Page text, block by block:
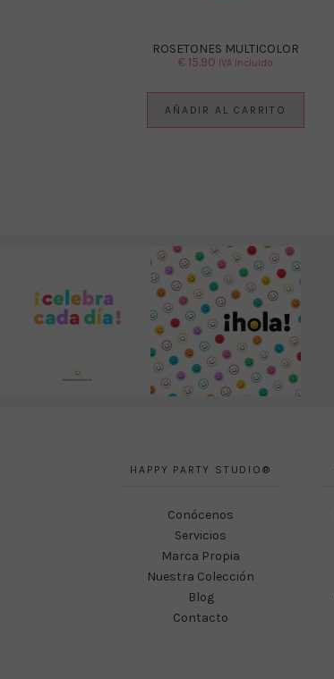
ROSETONES MULTICOLOR
€15.90 IVA Incluido
AÑADIR AL CARRITO
HAPPY PARTY STUDIO®
Conócenos
Servicios
Marca Propia
Nuestra Colección
Blog
Contacto